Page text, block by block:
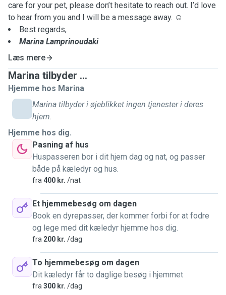
care for your pet, please don’t hesitate to reach out. I’d love
to hear from you and I will be a message away. ☺️
Best regards,
Marina Lamprinoudaki
Læs mere
Marina tilbyder ...
Hjemme hos Marina
Marina tilbyder i øjeblikket ingen tjenester i deres
hjem.
Hjemme hos dig.
Pasning af hus
Huspasseren bor i dit hjem dag og nat, og passer
både på kæledyr og hus.
fra 400 kr. /nat
Et hjemmebesøg om dagen
Book en dyrepasser, der kommer forbi for at fodre
og lege med dit kæledyr hjemme hos dig.
fra 200 kr. /dag
To hjemmebesøg om dagen
Dit kæledyr får to daglige besøg i hjemmet
fra 300 kr. /dag